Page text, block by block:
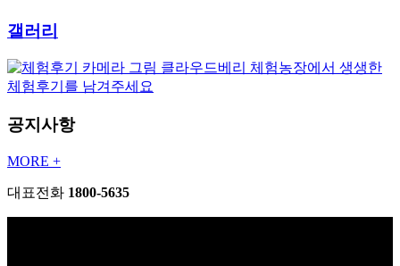
갤러리
클라우드베리 체험농장에서 생생한
체험후기를 남겨주세요
공지사항
MORE +
대표전화 1800-5635